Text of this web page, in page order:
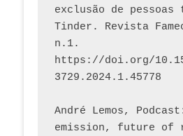
exclusão de pessoas
Tinder. Revista
n.1.
https://doi.org/
3729.2024.1.45778
André Lemos,
emission, future of